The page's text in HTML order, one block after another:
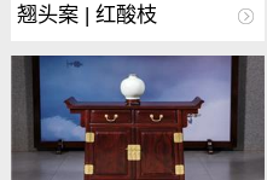
翘头案 | 红酸枝